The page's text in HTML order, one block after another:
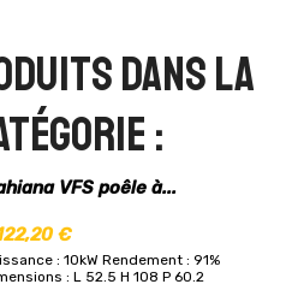
dans la
:
VFS poêle à...
€
: 10kW Rendement : 91%
: L 52.5 H 108 P 60.2